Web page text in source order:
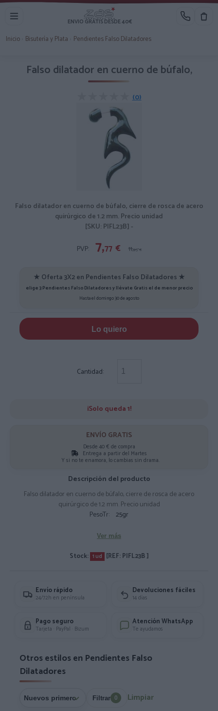
ENVIO GRATIS DESDE 40€
Inicio Bisutería y Plata Pendientes Falso Dilatadores
Falso dilatador en cuerno de búfalo,
(0)
Falso dilatador en cuerno de búfalo, cierre de rosca de acero
quirúrgico de 1.2 mm. Precio unidad
[SKU: PIFL23B] -
PVP: 7,77 € 11,95 €
★ Oferta 3X2 en Pendientes Falso Dilatadores ★
elige 3 Pendientes Falso Dilatadores y llévate Gratis el de menor precio
Hasta el domingo 30 de agosto
Lo quiero
Cantidad:
¡Solo queda 1!
ENVÍO GRATIS
Desde 40 € de compra
Entrega a partir del Martes
Y si no te enamora, lo cambias sin drama.
Descripción del producto
Falso dilatador en cuerno de búfalo, cierre de rosca de acero
quirúrgico de 1.2 mm. Precio unidad
PesoTr: 25gr
Ver más
Stock: 1 ud [REF: PIFL23B ]
Envío rápido
24/72h en península
Devoluciones fáciles
14 días
Pago seguro
Tarjeta · PayPal · Bizum
Atención WhatsApp
Te ayudamos
Otros estilos en Pendientes Falso
Dilatadores
Filtrar 0 Limpiar